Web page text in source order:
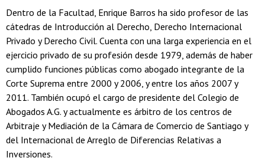
Dentro de la Facultad, Enrique Barros ha sido profesor de las
cátedras de Introducción al Derecho, Derecho Internacional
Privado y Derecho Civil. Cuenta con una larga experiencia en el
ejercicio privado de su profesión desde 1979, además de haber
cumplido funciones públicas como abogado integrante de la
Corte Suprema entre 2000 y 2006, y entre los años 2007 y
2011. También ocupó el cargo de presidente del Colegio de
Abogados A.G. y actualmente es árbitro de los centros de
Arbitraje y Mediación de la Cámara de Comercio de Santiago y
del Internacional de Arreglo de Diferencias Relativas a
Inversiones.